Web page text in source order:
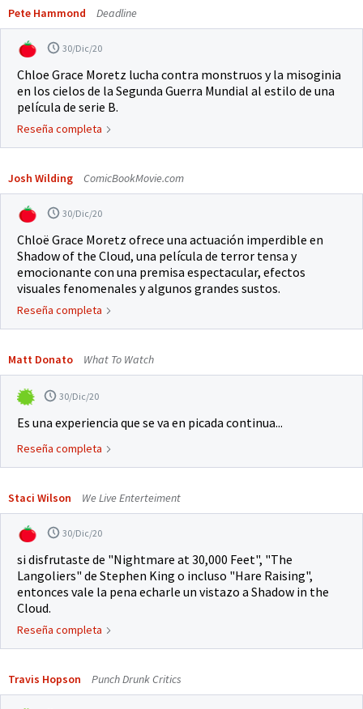
Pete Hammond Deadline
30/Dic/20
Chloe Grace Moretz lucha contra monstruos y la misoginia
en los cielos de la Segunda Guerra Mundial al estilo de una
película de serie B.
Reseña completa
Josh Wilding ComicBookMovie.com
30/Dic/20
Chloë Grace Moretz ofrece una actuación imperdible en
Shadow of the Cloud, una película de terror tensa y
emocionante con una premisa espectacular, efectos
visuales fenomenales y algunos grandes sustos.
Reseña completa
Matt Donato What To Watch
30/Dic/20
Es una experiencia que se va en picada continua...
Reseña completa
Staci Wilson We Live Enterteiment
30/Dic/20
si disfrutaste de "Nightmare at 30,000 Feet", "The
Langoliers" de Stephen King o incluso "Hare Raising",
entonces vale la pena echarle un vistazo a Shadow in the
Cloud.
Reseña completa
Travis Hopson Punch Drunk Critics